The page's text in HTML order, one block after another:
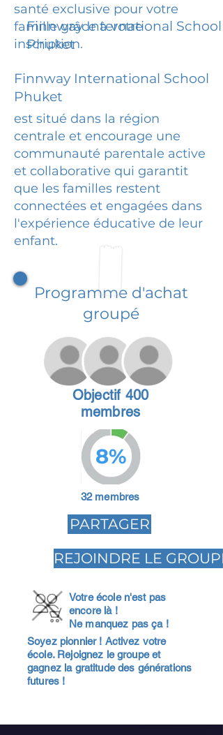
santé exclusive pour votre
famille grâce à votre
inscription.
Finnway International School
Phuket
Finnway International School
Phuket
est situé dans la région
centrale et encourage une
communauté parentale active
et collaborative qui garantit
que les familles restent
connectées et engagées dans
l'expérience éducative de leur
enfant.
Programme d'achat
groupé
Objectif 400
membres
8%
32 membres
PARTAGER
REJOINDRE LE GROUPE
Votre école n'est pas
encore là !
Ne manquez pas ça !
Soyez pionnier ! Activez votre
école. Rejoignez le groupe et
gagnez la gratitude des générations
futures !